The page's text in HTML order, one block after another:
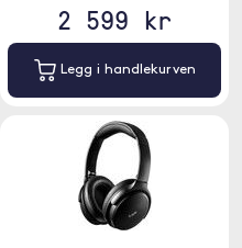
2 599 kr
Legg i handlekurven